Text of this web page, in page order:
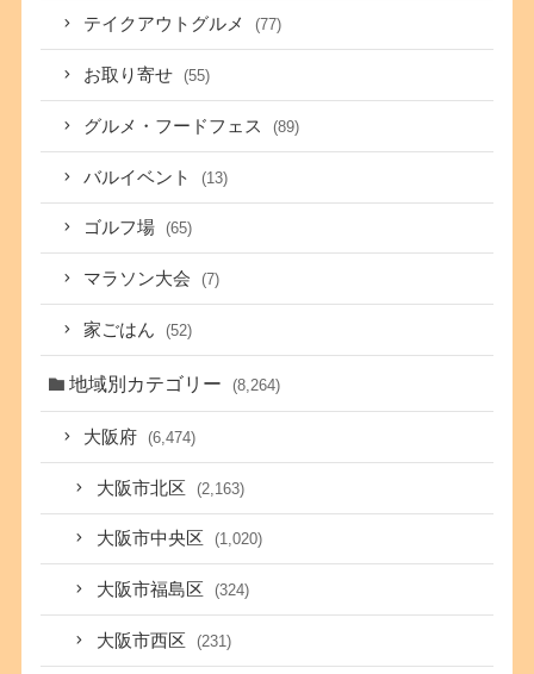
テイクアウトグルメ (77)
お取り寄せ (55)
グルメ・フードフェス (89)
バルイベント (13)
ゴルフ場 (65)
マラソン大会 (7)
家ごはん (52)
地域別カテゴリー (8,264)
大阪府 (6,474)
大阪市北区 (2,163)
大阪市中央区 (1,020)
大阪市福島区 (324)
大阪市西区 (231)